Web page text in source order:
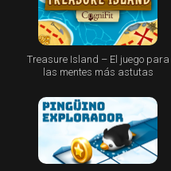
Treasure Island – El juego para
las mentes más astutas